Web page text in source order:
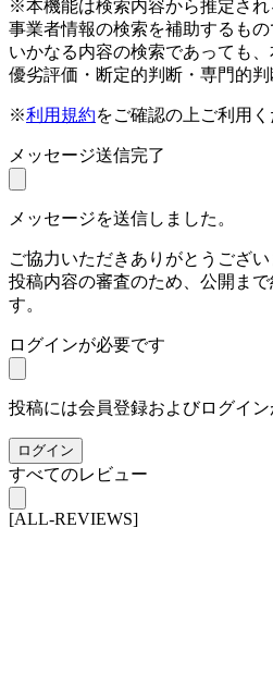
※本機能は検索内容から推定され
事業者情報の検索を補助するもの
いかなる内容の検索であっても
優劣評価・断定的判断・専門的判
※利用規約をご確認の上ご利用
メッセージ送信完了
メッセージを送信しました。
ご協力いただきありがとうござい
投稿内容の審査のため、公開ま
す。
ログインが必要です
投稿には会員登録およびログイ
ログイン
すべてのレビュー
[ALL-REVIEWS]